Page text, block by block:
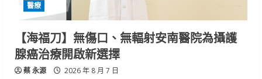
醫療
【海福刀】無傷口、無輻射安南醫院為攝護
腺癌治療開啟新選擇
蔡 永源 2026 年 8 月 7 日